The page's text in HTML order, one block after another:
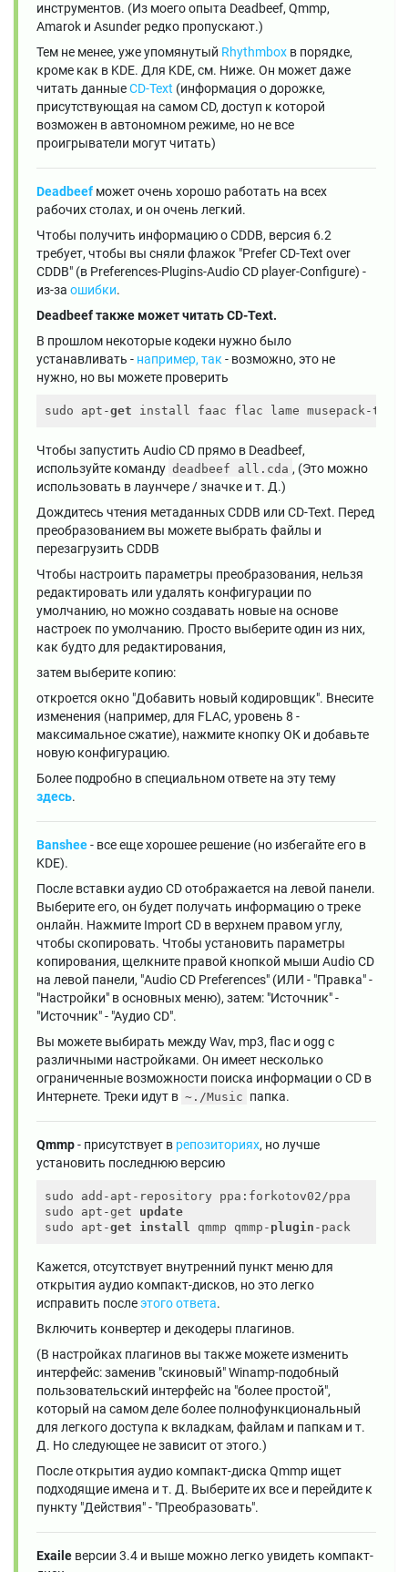
инструментов. (Из моего опыта Deadbeef, Qmmp,
Amarok и Asunder редко пропускают.)
Тем не менее, уже упомянутый Rhythmbox в порядке,
кроме как в KDE. Для KDE, см. Ниже. Он может даже
читать данныеCD-Text (информация о дорожке,
присутствующая на самом CD, доступ к которой
возможен в автономном режиме, но не все
проигрыватели могут читать)
Deadbeef может очень хорошо работать на всех
рабочих столах, и он очень легкий.
Чтобы получить информацию о CDDB, версия 6.2
требует, чтобы вы сняли флажок "Prefer CD-Text over
CDDB" (в Preferences-Plugins-Audio CD player-Configure) -
из-за ошибки.
Deadbeef также может читать CD-Text.
В прошлом некоторые кодеки нужно было
устанавливать - например, так- возможно, это не
нужно, но вы можете проверить
sudo apt-get
Чтобы запустить Audio CD прямо в Deadbeef,
используйте команду deadbeef all.cda , (Это можно
использовать в лаунчере / значке и т. Д.)
Дождитесь чтения метаданных CDDB или CD-Text. Перед
преобразованием вы можете выбрать файлы и
перезагрузить CDDB
Чтобы настроить параметры преобразования, нельзя
редактировать или удалять конфигурации по
умолчанию, но можно создавать новые на основе
настроек по умолчанию. Просто выберите один из них,
как будто для редактирования,
затем выберите копию:
откроется окно "Добавить новый кодировщик". Внесите
изменения (например, для FLAC, уровень 8 -
максимальное сжатие), нажмите кнопку ОК и добавьте
новую конфигурацию.
Более подробно в специальном ответе на эту тему
здесь.
Banshee- все еще хорошее решение (но избегайте его в
KDE).
После вставки аудио CD отображается на левой панели.
Выберите его, он будет получать информацию о треке
онлайн. Нажмите Import CD в верхнем правом углу,
чтобы скопировать. Чтобы установить параметры
копирования, щелкните правой кнопкой мыши Audio CD
на левой панели, "Audio CD Preferences" (ИЛИ - "Правка" -
"Настройки" в основных меню), затем: "Источник" -
"Источник" - "Аудио CD".
Вы можете выбирать между Wav, mp3, flac и ogg с
различными настройками. Он имеет несколько
ограниченные возможности поиска информации о CD в
Интернете. Треки идут в ~./Music папка.
Qmmp- присутствует в репозиториях, но лучше
установить последнюю версию
sudo add-apt-repository ppa:forkotov02/ppa
sudo apt-get update
sudo apt-get install qmmp qmmp- plugin
Кажется, отсутствует внутренний пункт меню для
открытия аудио компакт-дисков, но это легко
исправить послеэтого ответа.
Включить конвертер и декодеры плагинов.
(В настройках плагинов вы также можете изменить
интерфейс: заменив "скиновый" Winamp-подобный
пользовательский интерфейс на "более простой",
который на самом деле более полнофункциональный
для легкого доступа к вкладкам, файлам и папкам и т.
Д. Но следующее не зависит от этого.)
После открытия аудио компакт-диска Qmmp ищет
подходящие имена и т. Д. Выберите их все и перейдите к
пункту "Действия" - "Преобразовать".
Exaile версии 3.4 и выше можно легко увидеть компакт-